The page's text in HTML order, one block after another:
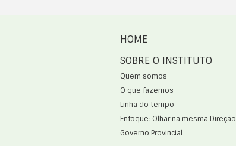
HOME
SOBRE O INSTITUTO
Quem somos
O que fazemos
Linha do tempo
Enfoque: Olhar na mesma Direção
Governo Provincial